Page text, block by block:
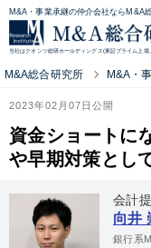
M&A・事業承継の仲介会社ならM&A
当社はクオンツ総研ホールディングス(東証プライム上場
M&A総合研究所 M&A・
2023年02月07日公開
資金ショートに
や早期対策とし
会計
向井
銀行系